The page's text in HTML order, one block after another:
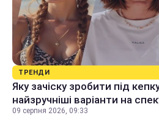
ТРЕНДИ
Яку зачіску зробити під
найзручніші варіанти на
09 серпня 2026, 09:33